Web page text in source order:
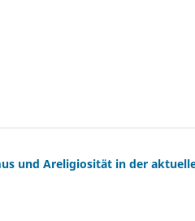
und Areligiosität in der